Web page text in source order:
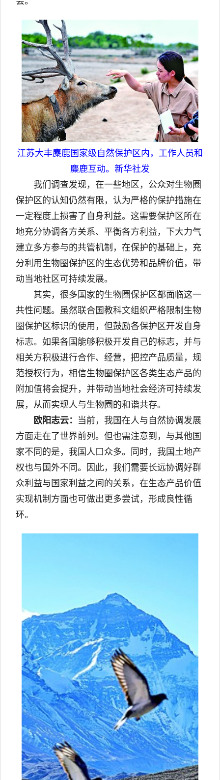
江苏大丰麋鹿国家级自然保护区内，工作人员和
麋鹿互动。新华社发
我们调查发现，在一些地区，公众对生物圈
保护区的认知仍然有限，认为严格的保护措施在
一定程度上损害了自身利益。这需要保护区所在
地充分协调各方关系、平衡各方利益，下大力气
建立多方参与的共管机制，在保护的基础上，充
分利用生物圈保护区的生态优势和品牌价值，带
动当地社区可持续发展。
其实，很多国家的生物圈保护区都面临这一
共性问题。虽然联合国教科文组织严格限制生物
圈保护区标识的使用，但鼓励各保护区开发自身
标志。如果各国能够积极开发自己的标志，并与
相关方积极进行合作、经营，把控产品质量，规
范授权行为，相信生物圈保护区各类生态产品的
附加值将会提升，并带动当地社会经济可持续发
展，从而实现人与生物圈的和谐共存。
欧阳志云： 当前，我国在人与自然协调发展
方面走在了世界前列。但也需注意到，与其他国
家不同的是，我国人口众多。同时，我国土地产
权也与国外不同。因此，我们需要长远协调好群
众利益与国家利益之间的关系，在生态产品价值
实现机制方面也可做出更多尝试，形成良性循
环。